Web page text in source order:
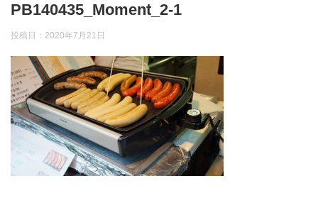
PB140435_Moment_2-1
投稿日： 2020年7月21日